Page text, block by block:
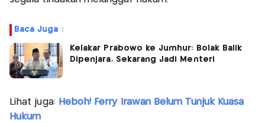
Baca Juga :
Kelakar Prabowo ke Jumhur: Bolak Balik
Dipenjara, Sekarang Jadi Menteri
Lihat juga: Heboh! Ferry Irawan Belum Tunjuk Kuasa
Hukum